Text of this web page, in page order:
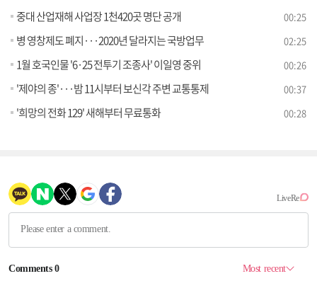
중대 산업재해 사업장 1천420곳 명단 공개 00:25
병 영창제도 폐지···2020년 달라지는 국방업무 02:25
1월 호국인물 '6·25 전투기 조종사' 이일영 중위 00:26
'제야의 종'···밤 11시부터 보신각 주변 교통통제 00:37
'희망의 전화 129' 새해부터 무료통화 00:28